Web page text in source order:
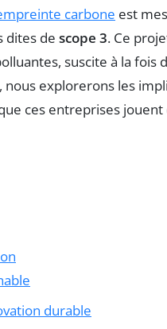
carbone est
dites de scope 3. Ce
suscite à la fois
nous explorerons les
ces entreprises jouent
durable